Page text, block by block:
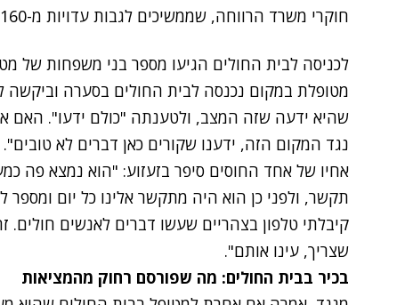
חוקרי משרד הרווחה, שממשיכים לגבות עדויות מ-160 המטופלים.
לכניסה לבית החולים הגיעו מספר בני משפחות של
שהיא ידעה שזה המצב, ולטענתה "כולם ידעו". האם
נגד המקום הזה, ידענו שקורים כאן דברים לא טובים".
אחיו של אחד החוסים סיפר בזעזוע: "הוא נמצא פה
תקשר, ולפני כן הוא היה מתקשר אלינו כל יום ומספר
קיבלתי טלפון בצהריים שעשו דברים לאנשים חולים.
שצריך, עינו אותם".
בכיר בבית החולים: מה שפורסם רחוק מהמציאות